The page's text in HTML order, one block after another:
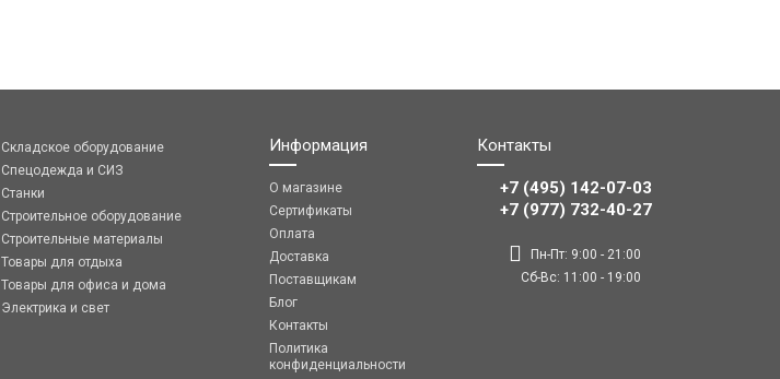
Складское оборудование
Спецодежда и СИЗ
Станки
Строительное оборудование
Строительные материалы
Товары для отдыха
Товары для офиса и дома
Электрика и свет
Информация
О магазине
Сертификаты
Оплата
Доставка
Поставщикам
Блог
Контакты
Политика
конфиденциальности
Контакты
+7 (495) 142-07-03
‎‎+7 (977) 732-40-27
Пн-Пт: 9:00 - 21:00
Сб-Вс: 11:00 - 19:00